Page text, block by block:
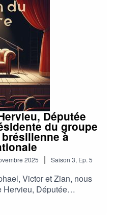
Députée
du groupe
à
2025 | Saison 3, Ep. 5
Victor et Zian, nous
Hervieu, Députée
du groupe d'amitié franco
Nationale.